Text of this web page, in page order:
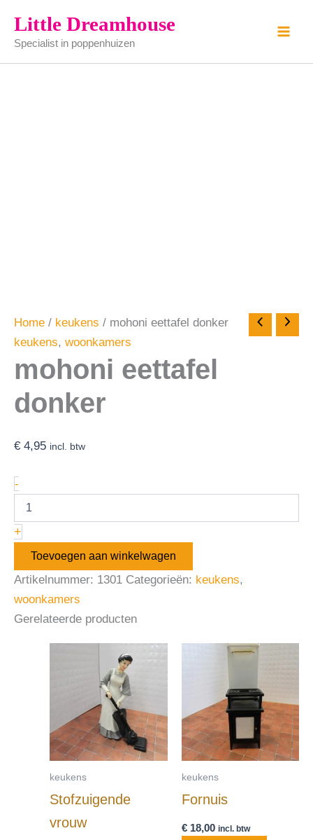
naar
inhoud
Little Dreamhouse
Specialist in poppenhuizen
Home / keukens / mohoni eettafel donker
keukens, woonkamers
mohoni eettafel
donker
€ 4,95 incl. btw
-
eettafel
donker
aantal
+
Toevoegen aan winkelwagen
Artikelnummer: 1301 Categorieën: keukens,
woonkamers
Gerelateerde producten
keukens
Stofzuigende
vrouw
keukens
Fornuis
€18,00 incl. btw